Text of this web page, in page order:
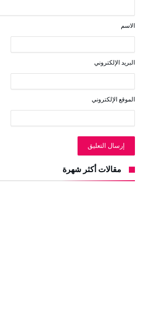
الاسم
البريد الإلكتروني
الموقع الإلكتروني
مقالات أكثر شهرة